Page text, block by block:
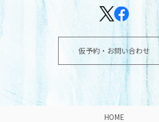
仮予約・お問い合わせ
HOME